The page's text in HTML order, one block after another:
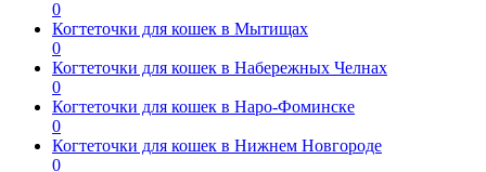
0
Когтеточки для кошек в Мытищах
0
Когтеточки для кошек в Набережных Челнах
0
Когтеточки для кошек в Наро-Фоминске
0
Когтеточки для кошек в Нижнем Новгороде
0